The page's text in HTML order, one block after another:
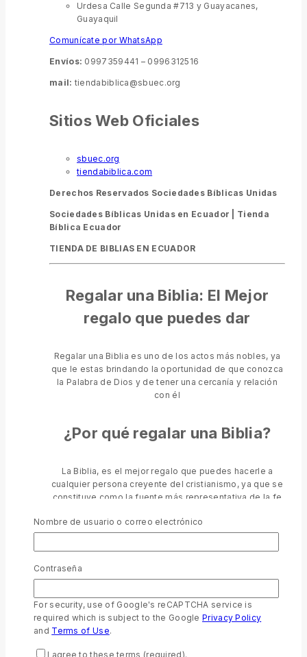
Urdesa Calle Segunda #713 y Guayacanes,
Guayaquil
Comunícate por WhatsApp
Envíos: 0997359441 – 0996312516
mail: tiendabiblica@sbuec.org
Sitios Web Oficiales
sbuec.org
tiendabiblica.com
Derechos Reservados Sociedades Bíblicas Unidas
Sociedades Bíblicas Unidas en Ecuador | Tienda
Bíblica Ecuador
TIENDA DE BIBLIAS EN ECUADOR
Regalar una Biblia: El Mejor
regalo que puedes dar
Regalar una Biblia es uno de los actos más nobles, ya
que le estas brindando la oportunidad de que conozca
la Palabra de Dios y de tener una cercanía y relación
con él
¿Por qué regalar una Biblia?
La Biblia, es el mejor regalo que puedes hacerle a
cualquier persona creyente del cristianismo, ya que se
constituye como la fuente más representativa de la fe
Muy pocos entienden el significado de regalar una
se conoce como inspiración divina, la cual refiere, a
todos los hechos y obras de los seres humanos,
asociados íntimamente a Dios.
Nombre de usuario o correo electrónico
Contraseña
For security, use of Google's reCAPTCHA service is
required which is subject to the GooglePrivacy Policy
and Terms of Use.
I agree to these terms (required).